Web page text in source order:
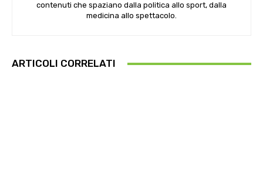
contenuti che spaziano dalla politica allo sport, dalla
medicina allo spettacolo.
ARTICOLI CORRELATI